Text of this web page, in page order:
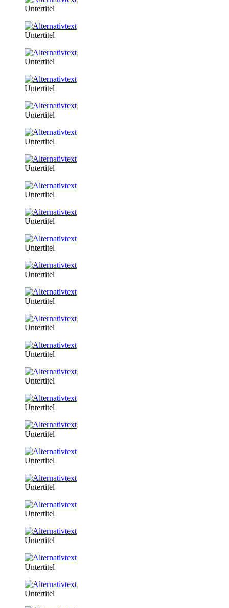
Untertitel
Untertitel
Untertitel
Untertitel
Untertitel
Untertitel
Untertitel
Untertitel
Untertitel
Untertitel
Untertitel
Untertitel
Untertitel
Untertitel
Untertitel
Untertitel
Untertitel
Untertitel
Untertitel
Untertitel
Untertitel
Untertitel
Untertitel